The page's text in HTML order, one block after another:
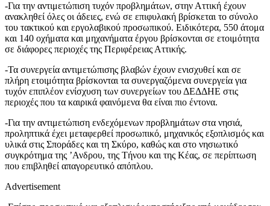
-Για την αντιμετώπιση τυχόν προβλημάτων, στην Αττική έχουν
ανακληθεί όλες οι άδειες, ενώ σε επιφυλακή βρίσκεται το σύνολο
του τακτικού και εργολαβικού προσωπικού. Ειδικότερα, 550 άτομα
και 140 οχήματα και μηχανήματα έργου βρίσκονται σε ετοιμότητα
σε διάφορες περιοχές της Περιφέρειας Αττικής.
-Τα συνεργεία αντιμετώπισης βλαβών έχουν ενισχυθεί και σε
πλήρη ετοιμότητα βρίσκονται τα συνεργαζόμενα συνεργεία για
τυχόν επιπλέον ενίσχυση των συνεργείων του ΔΕΔΔΗΕ στις
περιοχές που τα καιρικά φαινόμενα θα είναι πιο έντονα.
-Για την αντιμετώπιση ενδεχόμενων προβλημάτων στα νησιά,
προληπτικά έχει μεταφερθεί προσωπικό, μηχανικός εξοπλισμός και
υλικά στις Σποράδες και τη Σκύρο, καθώς και στο νησιωτικό
συγκρότημα της ’Ανδρου, της Τήνου και της Κέας, σε περίπτωση
που επιβληθεί απαγορευτικό απόπλου.
Advertisement